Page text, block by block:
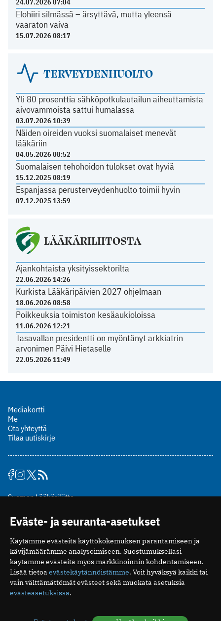
24.07.2026 07:04
Elohiiri silmässä – ärsyttävä, mutta yleensä
vaaraton vaiva
15.07.2026 08:17
TERVEYDENHUOLTO
Yli 80 prosenttia sähköpotkulautailun aiheuttamista
aivovammoista sattui humalassa
03.07.2026 10:39
Näiden oireiden vuoksi suomalaiset menevät
lääkäriin
04.05.2026 08:52
Suomalaisen tehohoidon tulokset ovat hyviä
15.12.2025 08:19
Espanjassa perusterveydenhuolto toimii hyvin
07.12.2025 13:59
LÄÄKÄRILIITOSTA
Ajankohtaista yksityissektorilta
22.06.2026 14:26
Kurkista Lääkäripäivien 2027 ohjelmaan
18.06.2026 08:58
Poikkeuksia toimiston kesäaukioloissa
11.06.2026 12:21
Tasavallan presidentti on myöntänyt arkkiatrin
arvonimen Päivi Hietaselle
22.05.2026 11:49
Mediakortti
Me
Ota yhteyttä
Tilaa uutiskirje
Suomen Lääkäriliitto
00510 Helsinki
puh. (09) 393 091
toimitus@potilaanlaakarilehti.fi
ISSN 2323-9476
Eväste- ja seuranta-asetukset
Käytämme evästeitä käyttökokemuksen parantamiseen ja
kävijämäärämme analysoimiseen. Suostumuksellasi
käytämme evästeitä myös markkinoinnin kohdentamiseen.
Lisää tietoa evästekäytännöistämme. Voit hyväksyä kaikki tai
vain välttämättömät evästeet sekä muokata asetuksia
evästeasetuksissa.